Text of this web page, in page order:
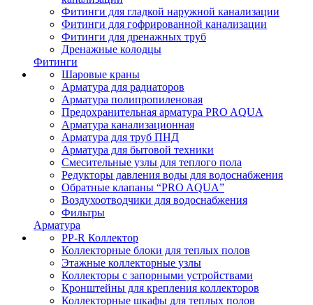
Фитинги для гладкой наружной канализации
Фитинги для гофрированной канализации
Фитинги для дренажных труб
Дренажные колодцы
Фитинги
Шаровые краны
Арматура для радиаторов
Арматура полипропиленовая
Предохранительная арматура PRO AQUA
Арматура канализационная
Арматура для труб ПНД
Арматура для бытовой техники
Смесительные узлы для теплого пола
Редукторы давления воды для водоснабжения
Обратные клапаны “PRO AQUA”
Воздухоотводчики для водоснабжения
Фильтры
Арматура
PP-R Коллектор
Коллекторные блоки для теплых полов
Этажные коллекторные узлы
Коллекторы с запорными устройствами
Кронштейны для крепления коллекторов
Коллекторные шкафы для теплых полов